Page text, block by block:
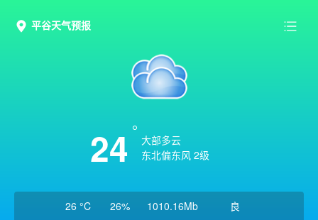
平谷天气预报
24
大部多云
东北偏东风 2级
26 °C
26%
1010.16Mb
良